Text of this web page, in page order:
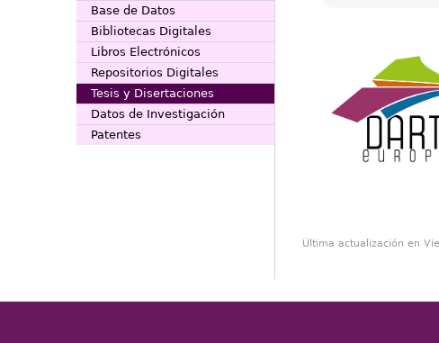
Última actualización en
Base de Datos
Bibliotecas Digitales
Libros Electrónicos
Repositorios Digitales
Tesis y Disertaciones
Datos de Investigación
Patentes